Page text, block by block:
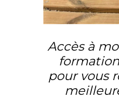
Accès à
pour vous